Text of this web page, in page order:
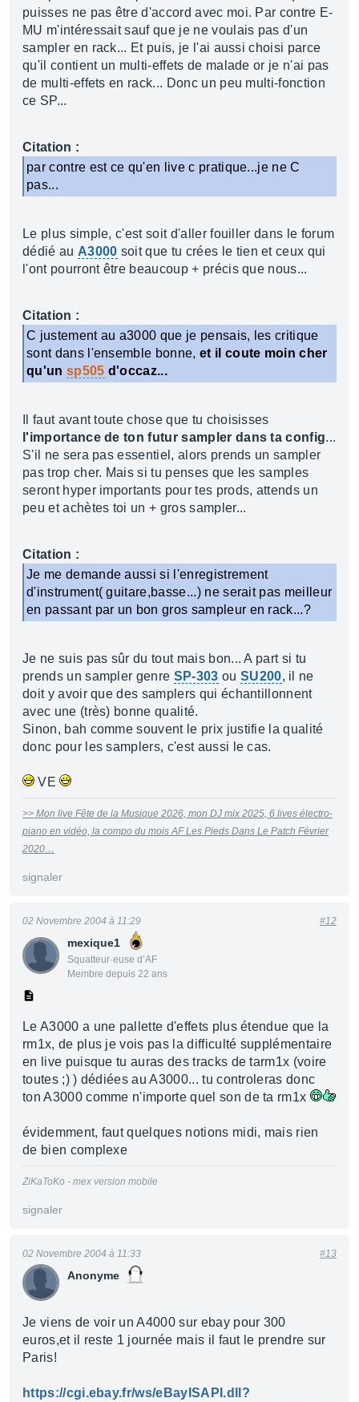
puisses ne pas être d'accord avec moi. Par contre E-
MU m'intéressait sauf que je ne voulais pas d'un
sampler en rack... Et puis, je l'ai aussi choisi parce
qu'il contient un multi-effets de malade or je n'ai pas
de multi-effets en rack... Donc un peu multi-fonction
ce SP...
Citation :
par contre est ce qu'en live c pratique...je ne C
pas...
Le plus simple, c'est soit d'aller fouiller dans le forum
dédié au A3000 soit que tu crées le tien et ceux qui
l'ont pourront être beaucoup + précis que nous...
Citation :
C justement au a3000 que je pensais, les critique
sont dans l'ensemble bonne, et il coute moin cher
qu'un sp505 d'occaz...
Il faut avant toute chose que tu choisisses
l'importance de ton futur sampler dans ta config...
S'il ne sera pas essentiel, alors prends un sampler
pas trop cher. Mais si tu penses que les samples
seront hyper importants pour tes prods, attends un
peu et achètes toi un + gros sampler...
Citation :
Je me demande aussi si l'enregistrement
d'instrument( guitare,basse...) ne serait pas meilleur
en passant par un bon gros sampleur en rack...?
Je ne suis pas sûr du tout mais bon... A part si tu
prends un sampler genre SP-303 ou SU200, il ne
doit y avoir que des samplers qui échantillonnent
avec une (très) bonne qualité.
Sinon, bah comme souvent le prix justifie la qualité
donc pour les samplers, c'est aussi le cas.
VE
>> Mon live Fête de la Musique 2026, mon DJ mix 2025, 6 lives électro-
piano en vidéo, la compo du mois AF Les Pieds Dans Le Patch Février
2020…
signaler
mexique1
Squatteur·euse d’AF
Membre depuis 22 ans
02 Novembre 2004 à 11:29 #12
Le A3000 a une pallette d'effets plus étendue que la
rm1x, de plus je vois pas la difficulté supplémentaire
en live puisque tu auras des tracks de tarm1x (voire
toutes ;) ) dédiées au A3000... tu controleras donc
ton A3000 comme n'importe quel son de ta rm1x
évidemment, faut quelques notions midi, mais rien
de bien complexe
ZiKaToKo - mex version mobile
signaler
Anonyme
02 Novembre 2004 à 11:33 #13
Je viens de voir un A4000 sur ebay pour 300
euros,et il reste 1 journée mais il faut le prendre sur
Paris!
https://cgi.ebay.fr/ws/eBayISAPI.dll?